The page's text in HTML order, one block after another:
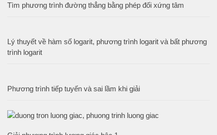
Tìm phương trình đường thẳng bằng phép đối xứng tâm
Lý thuyết về hàm số logarit, phương trình logarit và bất phương
trình logarit
Phương trình tiếp tuyến và sai lầm khi giải